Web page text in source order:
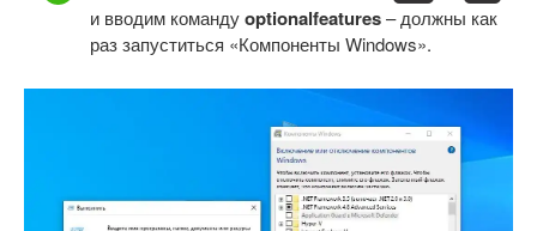
и вводим командуoptionalfeatures– должны как
раз запуститься «Компоненты Windows».